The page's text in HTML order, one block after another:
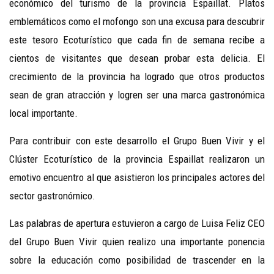
económico del turismo de la provincia Espaillat. Platos
emblemáticos como el mofongo son una excusa para descubrir
este tesoro Ecoturístico que cada fin de semana recibe a
cientos de visitantes que desean probar esta delicia. El
crecimiento de la provincia ha logrado que otros productos
sean de gran atracción y logren ser una marca gastronómica
local importante.
Para contribuir con este desarrollo el Grupo Buen Vivir y el
Clúster Ecoturístico de la provincia Espaillat realizaron un
emotivo encuentro al que asistieron los principales actores del
sector gastronómico.
Las palabras de apertura estuvieron a cargo de Luisa Feliz CEO
del Grupo Buen Vivir quien realizo una importante ponencia
sobre la educación como posibilidad de trascender en la